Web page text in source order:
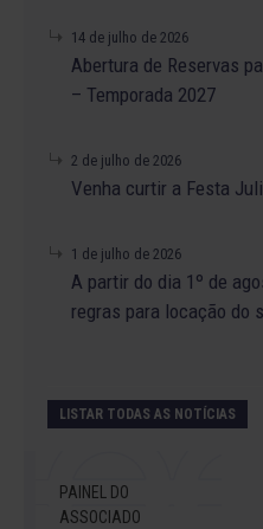
14 de julho de 2026
Abertura de Reservas
– Temporada 2027
2 de julho de 2026
Venha curtir a Festa
1 de julho de 2026
A partir do dia 1º de
regras para locação do
LISTAR TODAS AS NOTÍCIAS
PAINEL DO
ASSOCIADO